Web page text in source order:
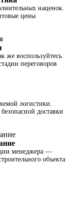
наценок.
цены
же воспользуйтесь
переговоров
логистики.
доставки
менеджера —
объекта